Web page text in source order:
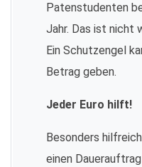
Patenstudenten
Jahr. Das ist nicht
Ein Schutzengel
Betrag geben.
Jeder Euro hilft!
Besonders
einen